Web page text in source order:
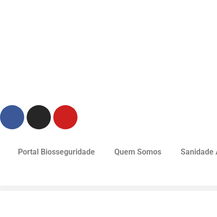
Portal Biosseguridade Quem Somos Sanidade